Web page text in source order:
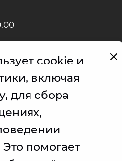
и описательной целью.
Watch, AirPods - правообладатель
Electronics Co. Ltd. (Самсунг
целью описания товара, в
услуги по ремонту сервисным
cookie и
включая
для сбора
Это помогает